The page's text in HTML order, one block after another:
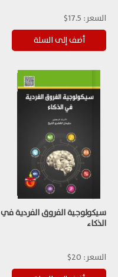
السعر: 17.5$
سيكولوجية الفروق الفردية في
الذكاء
السعر: 20$